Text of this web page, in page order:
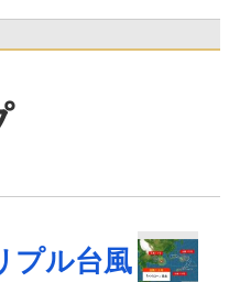
プル台風